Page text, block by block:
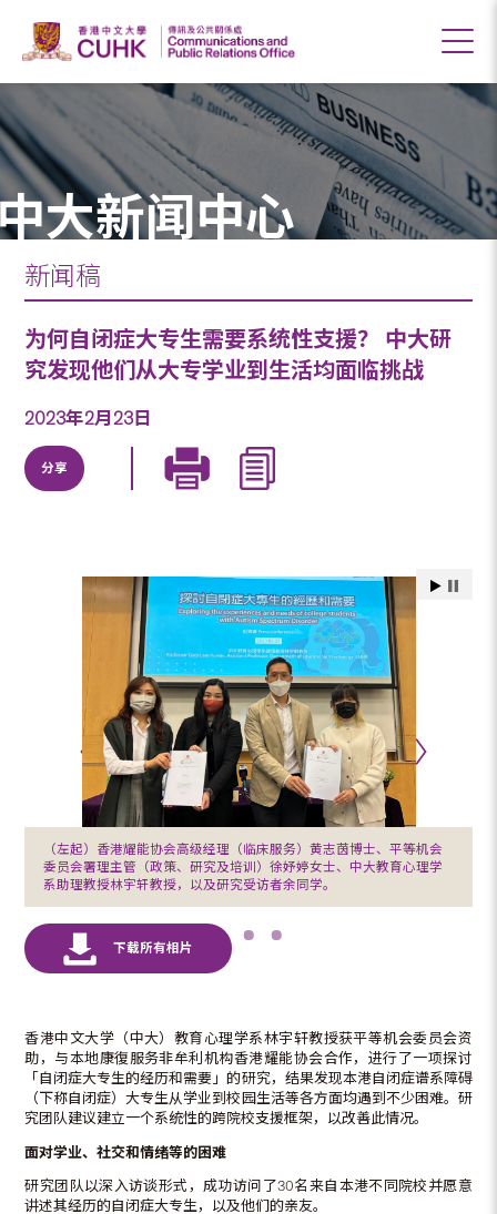
大新闻中心
新闻稿
为何自闭症大专生需要系统性支援？ 中大研
究发现他们从大专学业到生活均面临挑战
2023年2月23日
分享
（左起）香港耀能协会高级经理（临床服务）黄志茵博士、平等机会
委员会署理主管（政策、研究及培训）徐妤婷女士、中大教育心理学
系助理教授林宇轩教授，以及研究受访者余同学。
香港中文大学（中大）教育心理学系林宇轩教授获平等机会委员会资
助，与本地康復服务非牟利机构香港耀能协会合作，进行了一项探讨
「自闭症大专生的经历和需要」的研究，结果发现本港自闭症谱系障碍
（下称自闭症）大专生从学业到校园生活等各方面均遇到不少困难。研
究团队建议建立一个系统性的跨院校支援框架，以改善此情况。
面对学业、社交和情绪等的困难
研究团队以深入访谈形式，成功访问了30名来自本港不同院校并愿意
讲述其经历的自闭症大专生，以及他们的亲友。